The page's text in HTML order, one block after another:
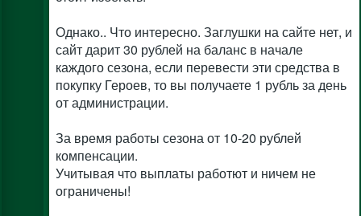
Однако.. Что интересно. Заглушки на сайте нет, и
сайт дарит 30 рублей на баланс в начале
каждого сезона, если перевести эти средства в
покупку Героев, то вы получаете 1 рубль за день
от администрации.
За время работы сезона от 10-20 рублей
компенсации.
Учитывая что выплаты работют и ничем не
ограничены!